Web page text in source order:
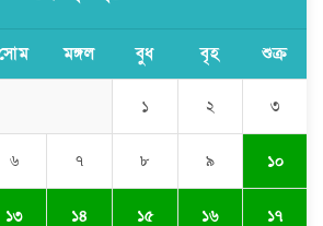
মঙ্গল বুধ বৃহ শুক্র
১ ২ ৩
৬ ৭ ৮ ৯ ১০
১৩ ১৪ ১৫ ১৬ ১৭